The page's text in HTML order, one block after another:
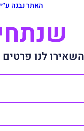
האתר נבנה
השאירו לנו פרטים